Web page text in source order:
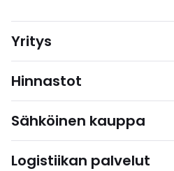
Yritys
Hinnastot
Sähköinen kauppa
Logistiikan palvelut